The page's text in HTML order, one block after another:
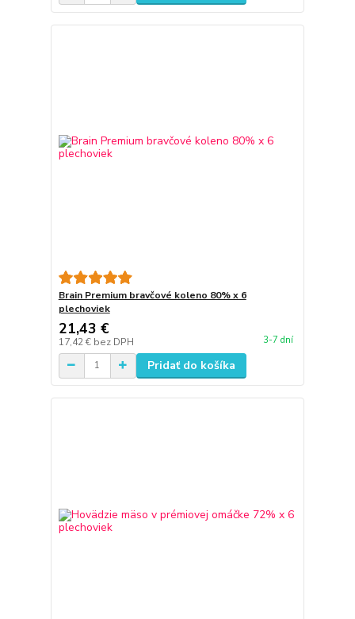
Brain Premium bravčové koleno 80% x 6
plechoviek
21,43 €
17,42 € bez DPH 3-7 dní
Pridať do košíka